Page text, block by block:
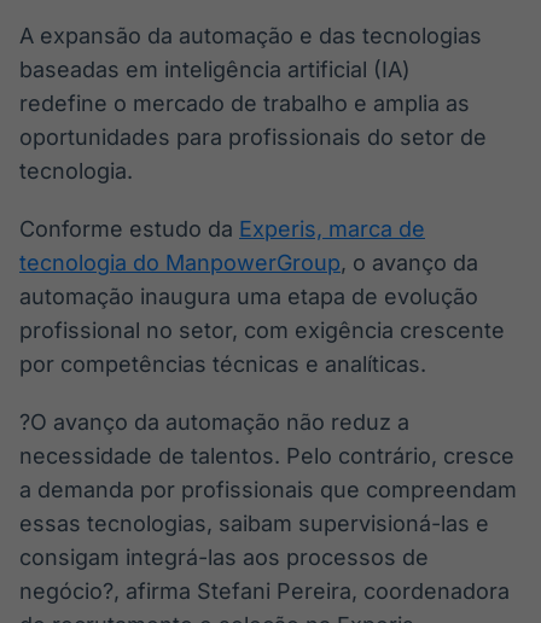
A expansão da automação e das tecnologias
baseadas em inteligência artificial (IA)
redefine o mercado de trabalho e amplia as
oportunidades para profissionais do setor de
tecnologia.
Conforme estudo da Experis, marca de
tecnologia do ManpowerGroup, o avanço da
automação inaugura uma etapa de evolução
profissional no setor, com exigência crescente
por competências técnicas e analíticas.
?O avanço da automação não reduz a
necessidade de talentos. Pelo contrário, cresce
a demanda por profissionais que compreendam
essas tecnologias, saibam supervisioná-las e
consigam integrá-las aos processos de
negócio?, afirma Stefani Pereira, coordenadora